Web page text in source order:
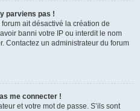
parviens pas !
forum ait désactivé la création de
banni votre IP ou interdit le nom
Contactez un administrateur du forum
me connecter !
et votre mot de passe. S’ils sont